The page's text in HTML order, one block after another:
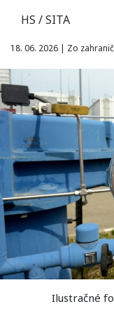
HS / SITA
18. 06. 2026 | Zo
Ilustračné